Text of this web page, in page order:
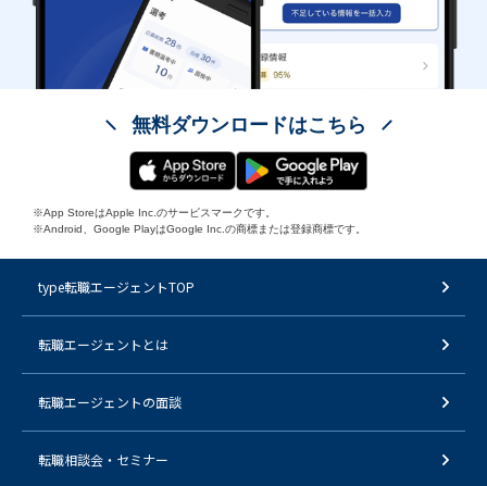
無料ダウンロードはこちら
※App StoreはApple Inc.のサービスマークです。
※Android、Google PlayはGoogle Inc.の商標または登録商標です。
type転職エージェントTOP
転職エージェントとは
転職エージェントの面談
転職相談会・セミナー